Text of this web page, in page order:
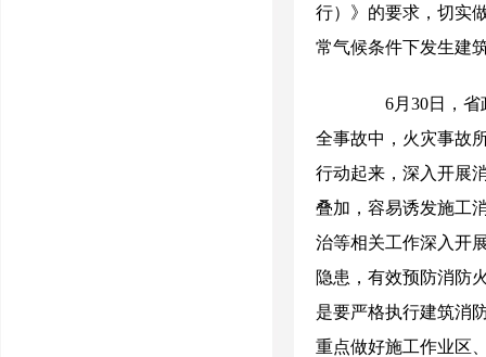
行）》的要求，切实
常气候条件下发生建
6月 30日，
全事故中，火灾事故
行动起来，深入开展
叠加，容易诱发施工
治等相关工作深入开
隐患，有效预防消防
是要严格执行建筑消
重点做好施工作业区